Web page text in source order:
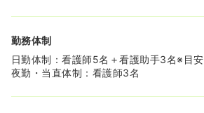
勤務体制
日勤体制：看護師5名＋看護助手3名※目安
夜勤・当直体制：看護師3名